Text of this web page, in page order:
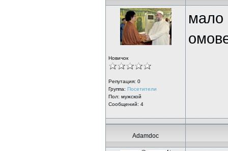
Новичок
Репутация: 0
Группа: Посетители
Пол: мужской
Сообщений: 4
мало
Adamdoc